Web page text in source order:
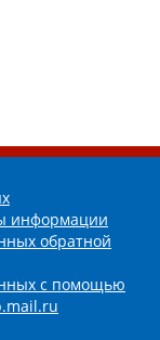
информации
обратной
с помощью